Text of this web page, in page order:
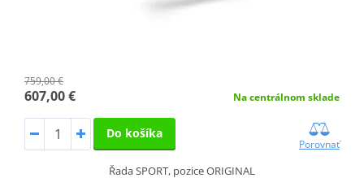
759,00 €
607,00 € Na centrálnom sklade
Do košíka
Porovnať
Řada SPORT, pozice ORIGINAL